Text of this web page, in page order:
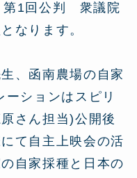
1回公判 衆議院
なります。
、函南農場の自家
ションはスピリ
さん担当)公開後
て自主上映会の活
自家採種と日本の